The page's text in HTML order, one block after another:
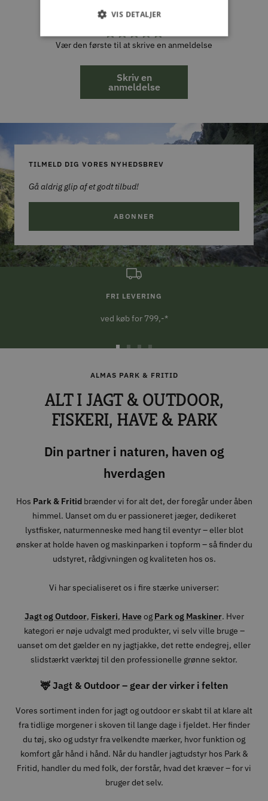
Kundeanmeldelser
Vær den første til at skrive en anmeldelse
Skriv en
anmeldelse
TILMELD DIG VORES NYHEDSBREV
Gå aldrig glip af et godt tilbud!
ABONNER
FRI LEVERING
ved køb for 799,-*
1
2
4
ALMAS PARK & FRITID
ALT I JAGT & OUTDOOR,
FISKERI, HAVE & PARK
Din partner i naturen, haven og
hverdagen
Hos Park & Fritidbrænder vi for alt det, der foregår under åben
himmel. Uanset om du er passioneret jæger, dedikeret
lystfisker, naturmenneske med hang til eventyr – eller blot
ønsker at holde haven og maskinparken i topform – så finder du
udstyret, rådgivningen og kvaliteten hos os.
Vi har specialiseret os i fire stærke universer:
Jagt og Outdoor, Fiskeri, Haveog Park og Maskiner. Hver
kategori er nøje udvalgt med produkter, vi selv ville bruge –
uanset om det gælder en ny jagtjakke, det rette endegrej, eller
slidstærkt værktøj til den professionelle grønne sektor.
🦌 Jagt & Outdoor – gear der virker i felten
Vores sortiment inden for jagt og outdoor er skabt til at klare alt
fra tidlige morgener i skoven til lange dage i fjeldet. Her finder
du tøj, sko og udstyr fra velkendte mærker, hvor funktion og
komfort går hånd i hånd. Når du handler jagtudstyr hos Park &
Fritid, handler du med folk, der forstår, hvad det kræver – for vi
bruger det selv.
VIS DETALJER